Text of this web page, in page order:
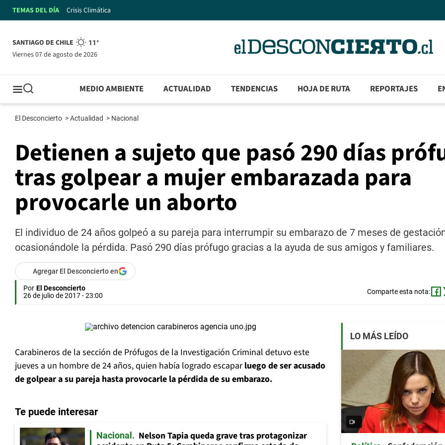
TEMAS DEL DÍA Crisis Climática
SANTIAGO DE CHILE 11°
viernes 07 de agosto de 2026
MEDIO AMBIENTE ACTUALIDAD TENDENCIAS HOJA DE RUTA REPORTAJES
El Desconcierto >Actualidad > Nacional
Detienen a sujeto que pasó 290 días
tras golpear a mujer embarazada para
provocarle un aborto
El individuo de 24 años golpeó a su pareja para interrumpir su embarazo de 7 meses de
ocasionándole la pérdida. Pasó 290 días prófugo gracias a la ayuda de sus amigos y familiares.
Agregar El Desconcierto en
Por El Desconcierto
26 de julio de 2017 - 23:00
Comparte esta nota:
Carabineros de la sección de Prófugos de la Investigación Criminal detuvo este
jueves a un hombre de 24 años, quien había logrado escaparluego de ser acusado
de golpear a su pareja hasta provocarle la pérdida de su embarazo.
Te puede interesar
Nacional
Nelson Tapia queda grave tras protagonizar
LO MÁS LEÍDO